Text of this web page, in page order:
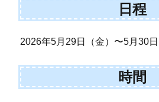
日程
2026年5月29日（金）〜5月30日
時間